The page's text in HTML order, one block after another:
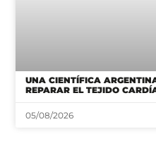
UNA CIENTÍFICA
REPARAR EL TEJIDO
05/08/2026